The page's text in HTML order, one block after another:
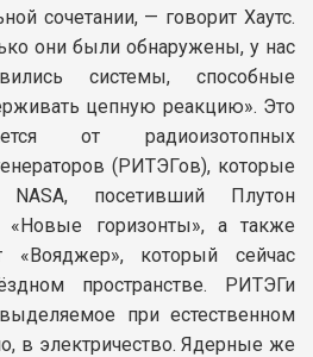
сочетании, — говорит Хаутс.
они были обнаружены, у нас
системы, способные
цепную реакцию». Это
от радиоизотопных
(РИТЭГов), которые
посетивший Плутон
«Новые горизонты», а также
«Вояджер», который сейчас
пространстве. РИТЭГи
при естественном
в электричество. Ядерные же